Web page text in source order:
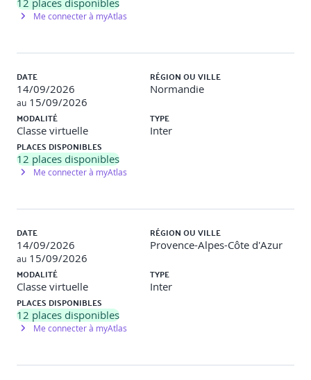
o Différences entre crypto-monnaie et token
o Comprendre le fonctionnement d’un portefeuille
o Vulgarisation d’une transaction
Type de blockchain et couches
o Publique et privée
o Les différentes couches
Cas d’usages et projets
o Vue d’ensemble des catégories de cas d’usages (à
travers nos expériences chez nos clients)
o Traçabilité, certification, transactions, tokenisation et
DeFi
12 places disponibles
Me connecter à myAtlas
DATE
14/09/2026
au 15/09/2026
RÉGION OU VILLE
Normandie
MODALITÉ
Classe virtuelle
TYPE
Inter
PLACES DISPONIBLES
12 places disponibles
Me connecter à myAtlas
DATE
14/09/2026
au 15/09/2026
RÉGION OU VILLE
Provence-Alpes-Côte d'Azur
MODALITÉ
Classe virtuelle
TYPE
Inter
PLACES DISPONIBLES
12 places disponibles
Me connecter à myAtlas